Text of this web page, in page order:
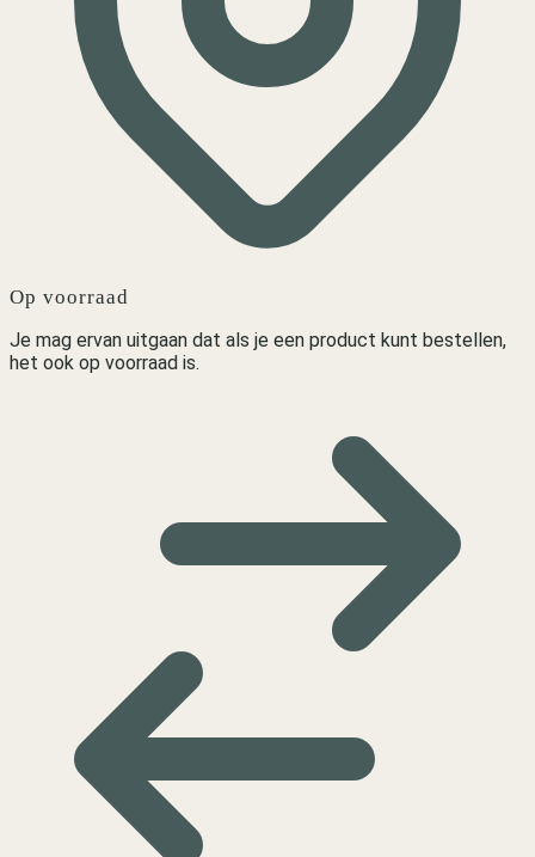
Op voorraad
Je mag ervan uitgaan dat als je een product kunt bestellen,
het ook op voorraad is.